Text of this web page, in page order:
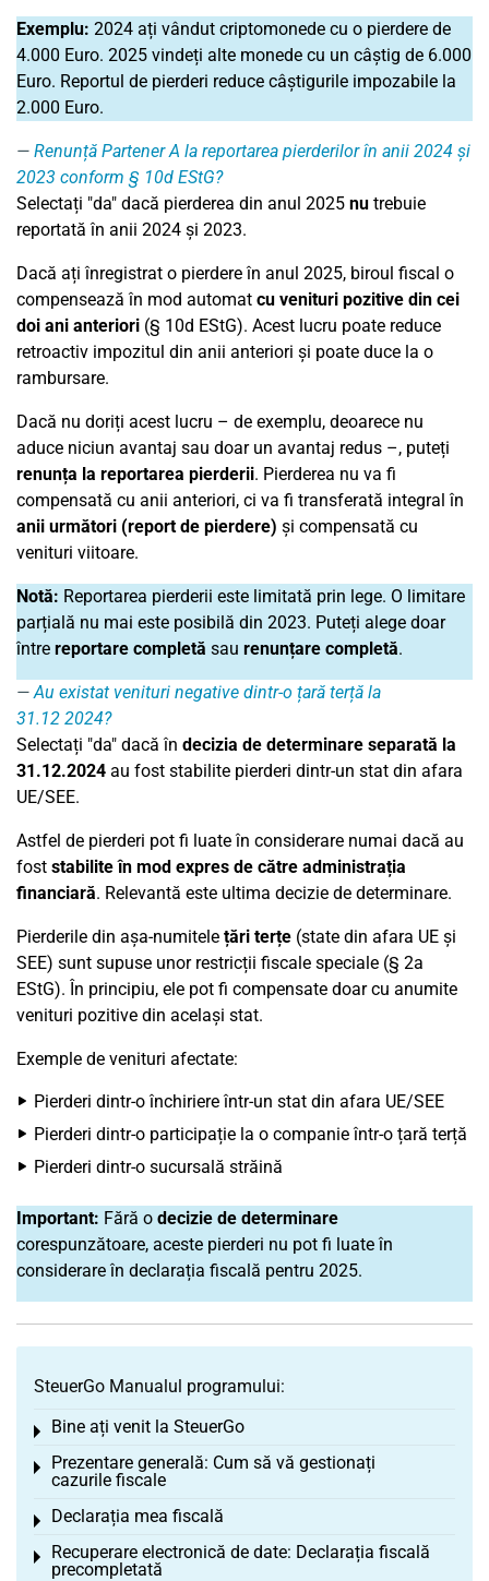
Exemplu: 2024 ați vândut criptomonede cu o pierdere de
4.000 Euro. 2025 vindeți alte monede cu un câștig de 6.000
Euro. Reportul de pierderi reduce câștigurile impozabile la
2.000 Euro.
Renunță Partener A la reportarea pierderilor în anii 2024 și
2023 conform § 10d EStG?
Selectați "da" dacă pierderea din anul 2025 nu trebuie
reportată în anii 2024 și 2023.
Dacă ați înregistrat o pierdere în anul 2025, biroul fiscal o
compensează în mod automat cu venituri pozitive din cei
doi ani anteriori (§ 10d EStG). Acest lucru poate reduce
retroactiv impozitul din anii anteriori și poate duce la o
rambursare.
Dacă nu doriți acest lucru – de exemplu, deoarece nu
aduce niciun avantaj sau doar un avantaj redus –, puteți
renunța la reportarea pierderii. Pierderea nu va fi
compensată cu anii anteriori, ci va fi transferată integral în
anii următori (report de pierdere) și compensată cu
venituri viitoare.
Notă: Reportarea pierderii este limitată prin lege. O limitare
parțială nu mai este posibilă din 2023. Puteți alege doar
între reportare completă sau renunțare completă.
Au existat venituri negative dintr-o țară terță la
31.12 2024?
Selectați "da" dacă în decizia de determinare separată la
31.12.2024 au fost stabilite pierderi dintr-un stat din afara
UE/SEE.
Astfel de pierderi pot fi luate în considerare numai dacă au
fost stabilite în mod expres de către administrația
financiară. Relevantă este ultima decizie de determinare.
Pierderile din așa-numitele țări terțe (state din afara UE și
SEE) sunt supuse unor restricții fiscale speciale (§ 2a
EStG). În principiu, ele pot fi compensate doar cu anumite
venituri pozitive din același stat.
Exemple de venituri afectate:
Pierderi dintr-o închiriere într-un stat din afara UE/SEE
Pierderi dintr-o participație la o companie într-o țară terță
Pierderi dintr-o sucursală străină
Important: Fără o decizie de determinare
corespunzătoare, aceste pierderi nu pot fi luate în
considerare în declarația fiscală pentru 2025.
SteuerGo Manualul programului:
Bine ați venit la SteuerGo
Toggle menu
Prezentare generală: Cum să vă gestionați
cazurile fiscale
Toggle menu
Declarația mea fiscală
Toggle menu
Recuperare electronică de date: Declarația fiscală
precompletată
Toggle menu